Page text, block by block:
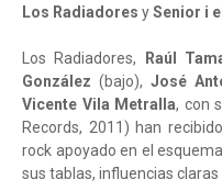
Los Radiadores ySenior i
Los Radiadores, Raúl
González (bajo), José
Vicente Vila Metralla, con
Records, 2011) han
rock apoyado en el
sus tablas, influencias